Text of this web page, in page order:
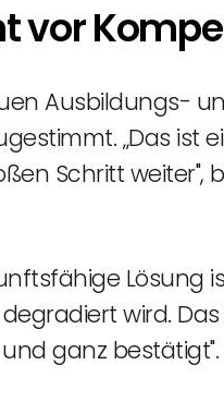
vor
Ausbildungs-
„Das
Schritt weiter",
wird.
ganz bestätigt".